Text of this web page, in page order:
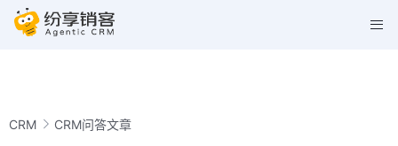
CRM CRM问答文章